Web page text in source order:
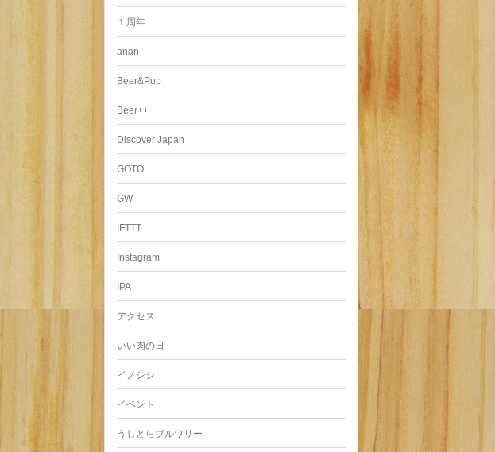
１周年
anan
Beer&Pub
Beer++
Discover Japan
GOTO
GW
IFTTT
Instagram
IPA
アクセス
いい肉の日
イノシシ
イベント
うしとらブルワリー